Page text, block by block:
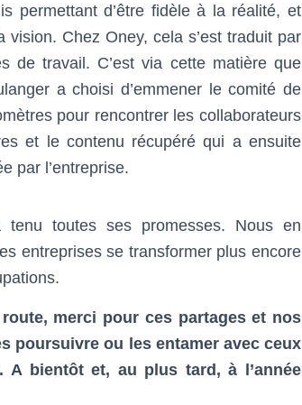
permettant d’être fidèle à la réalité, et
Chez Oney, cela s’est traduit par
de travail. C’est via cette matière que
a choisi d’emmener le comité de
pour rencontrer les collaborateurs
et le contenu récupéré qui a ensuite
par l’entreprise.
tenu toutes ses promesses. Nous en
entreprises se transformer plus encore
merci pour ces partages et nos
poursuivre ou les entamer avec ceux
A bientôt et, au plus tard, à l’année